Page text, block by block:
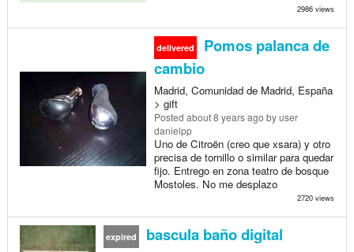
2986 views
delivered
Pomos palanca de
cambio
Madrid, Comunidad de Madrid, España
> gift
Posted about 8 years ago by user
danielpp
Uno de Citroën (creo que xsara) y otro
precisa de tornillo o similar para quedar
fijo. Entrego en zona teatro de bosque
Mostoles. No me desplazo
2720 views
expired bascula baño digital